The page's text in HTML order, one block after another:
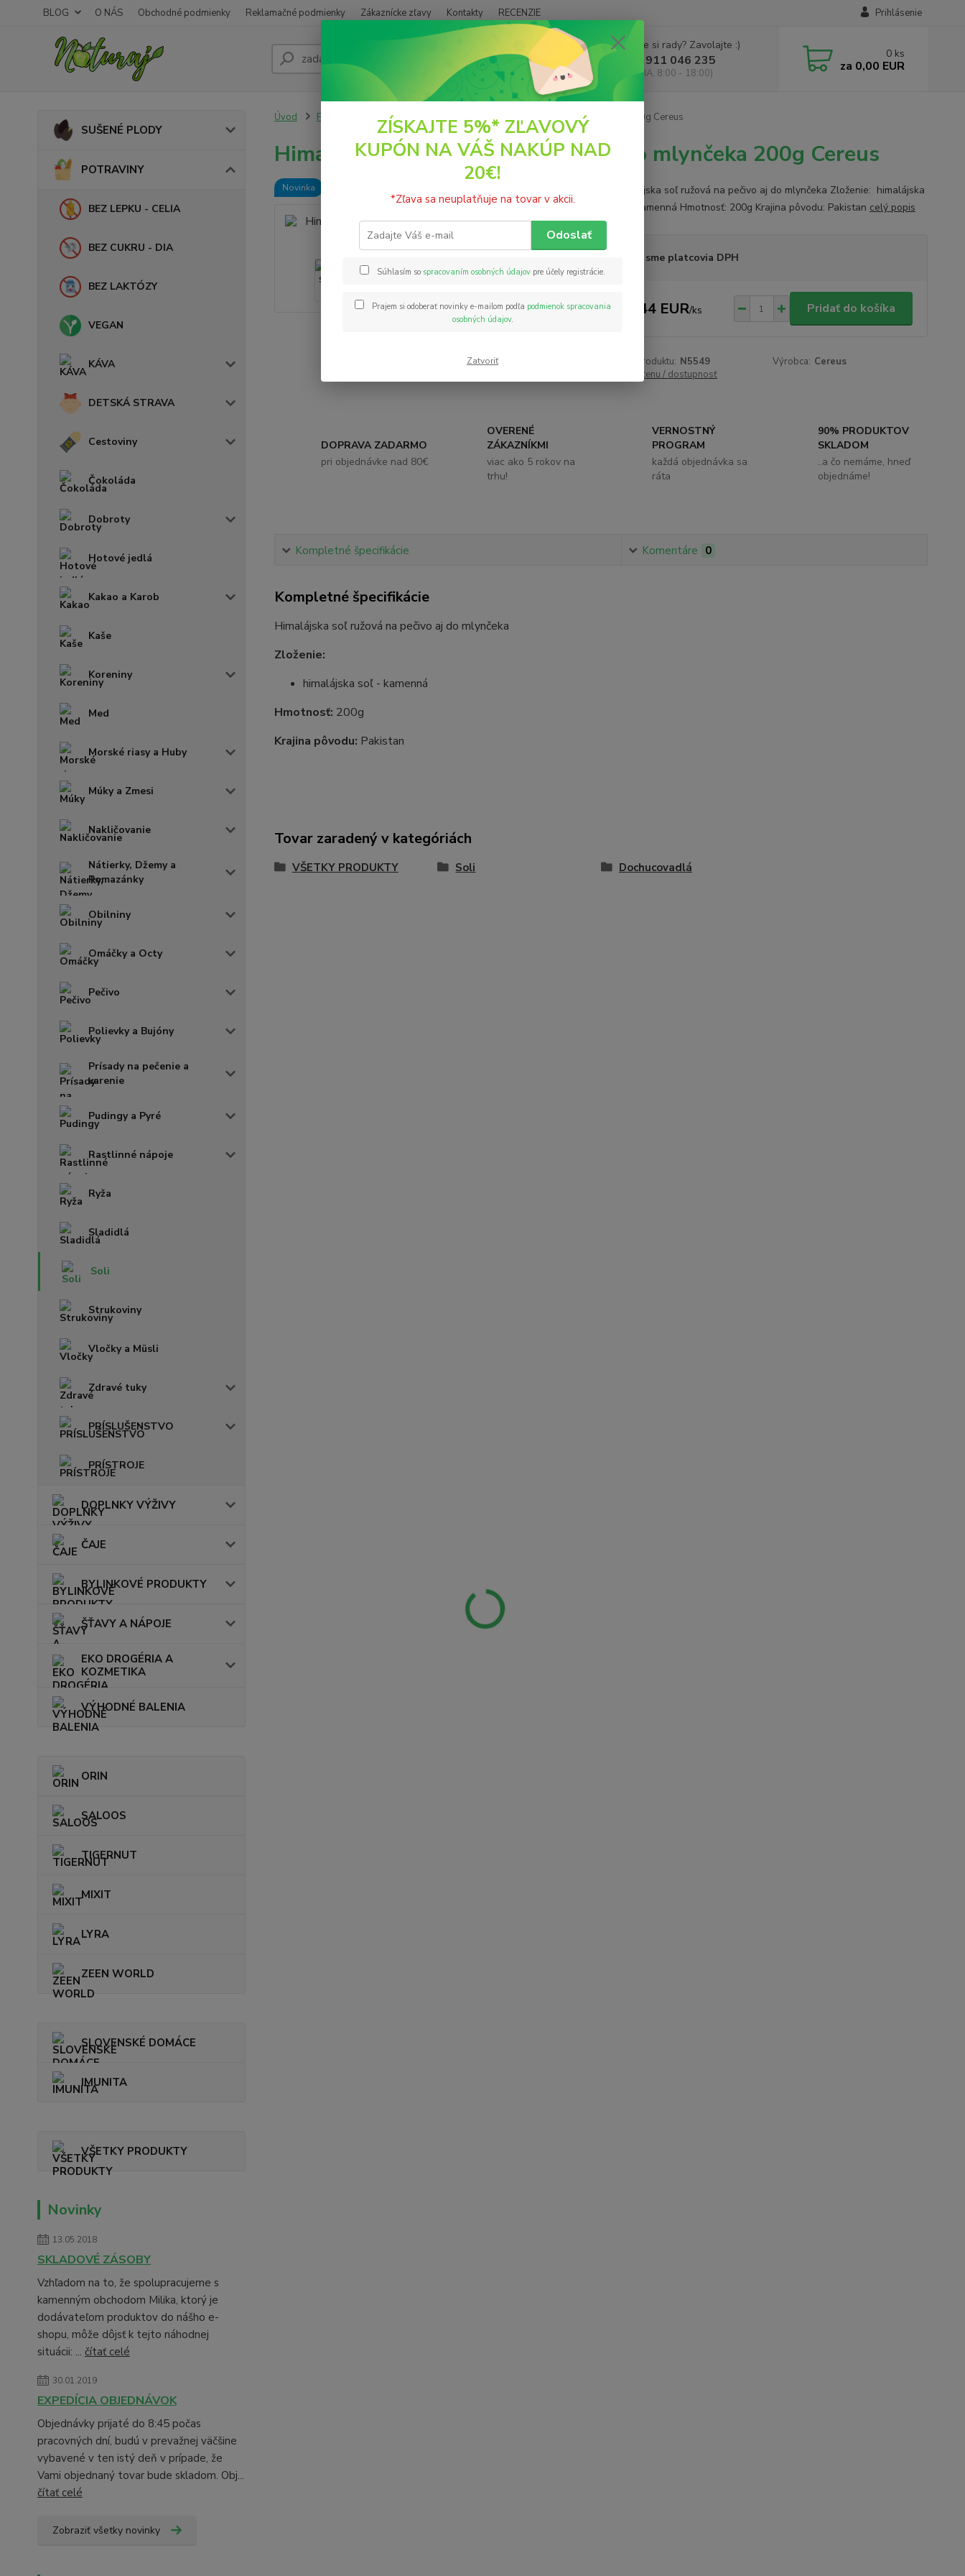
BLOG O NÁS Obchodné podmienky Reklamačné podmienky Zákaznícke zľavy Kontakty RECENZIE Prihlásenie
Hľadať
Neviete si rady? Zavolajte :)
+421 911 046 235
(PO - PIA, 8:00 - 18:00)
0 ks
za 0,00 EUR
SUŠENÉ PLODY
POTRAVINY
BEZ LEPKU - CELIA
BEZ CUKRU - DIA
BEZ LAKTÓZY
VEGAN
KÁVA
DETSKÁ STRAVA
Cestoviny
Čokoláda
Dobroty
Hotové jedlá
Kakao a Karob
Kaše
Koreniny
Med
Morské riasy a Huby
Múky a Zmesi
Nakličovanie
Nátierky, Džemy a
Pomazánky
Obilniny
Omáčky a Octy
Pečivo
Polievky a Bujóny
Prísady na pečenie a
varenie
Pudingy a Pyré
Rastlinné nápoje
Ryža
Sladidlá
Soli
Strukoviny
Vločky a Müsli
Zdravé tuky
PRÍSLUŠENSTVO
PRÍSTROJE
DOPLNKY VÝŽIVY
ČAJE
BYLINKOVÉ PRODUKTY
ŠŤAVY A NÁPOJE
EKO DROGÉRIA A
KOZMETIKA
VÝHODNÉ BALENIA
ORIN
SALOOS
TIGERNUT
MIXIT
LYRA
ZEEN WORLD
SLOVENSKÉ DOMÁCE
IMUNITA
VŠETKY PRODUKTY
Novinky
13.05.2018
SKLADOVÉ ZÁSOBY
Vzhľadom na to, že spolupracujeme s
kamenným obchodom Milika, ktorý je
dodávateľom produktov do nášho e-
shopu, môže dôjsť k tejto náhodnej
situácii: ... čítať celé
30.01.2019
EXPEDÍCIA OBJEDNÁVOK
Objednávky prijaté do 8:45 počas
pracovných dní, budú v prevažnej väčšine
vybavené v ten istý deň v prípade, že
Vami objednaný tovar bude skladom. Obj...
čítať celé
Zobraziť všetky novinky
Úvod POTRAVINY Soli Himalájska soľ ružová na pečivo aj do mlynčeka 200g Cereus
Himalájska soľ ružová na pečivo aj do mlynčeka 200g Cereus
Novinka
Himalájska soľ ružová na pečivo aj do mlynčeka Zloženie: himalájska
soľ - kamenná Hmotnosť: 200g Krajina pôvodu: Pakistan celý popis
Nie sme platcovia DPH
1,44 EUR/ks Pridať do košíka
Číslo produktu: N5549 Výrobca: Cereus
Strážiť cenu / dostupnosť
DOPRAVA ZADARMO
pri objednávke nad 80€
OVERENÉ
ZÁKAZNÍKMI
viac ako 5 rokov na
trhu!
VERNOSTNÝ
PROGRAM
každá objednávka sa
ráta
90% PRODUKTOV
SKLADOM
..a čo nemáme, hneď
objednáme!
Kompletné špecifikácie Komentáre 0
Kompletné špecifikácie
Himalájska soľ ružová na pečivo aj do mlynčeka
Zloženie:
himalájska soľ - kamenná
Hmotnosť: 200g
Krajina pôvodu: Pakistan
Tovar zaradený v kategóriách
VŠETKY PRODUKTY Soli Dochucovadlá
ZÍSKAJTE 5%* ZĽAVOVÝ
KUPÓN NA VÁŠ NAKÚP NAD
20€!
*Zľava sa neuplatňuje na tovar v akcii.
Odoslať
Súhlasím so spracovaním osobných údajov pre účely registrácie.
Prajem si odoberať novinky e-mailom podľa podmienok spracovania
osobných údajov.
Zatvoriť